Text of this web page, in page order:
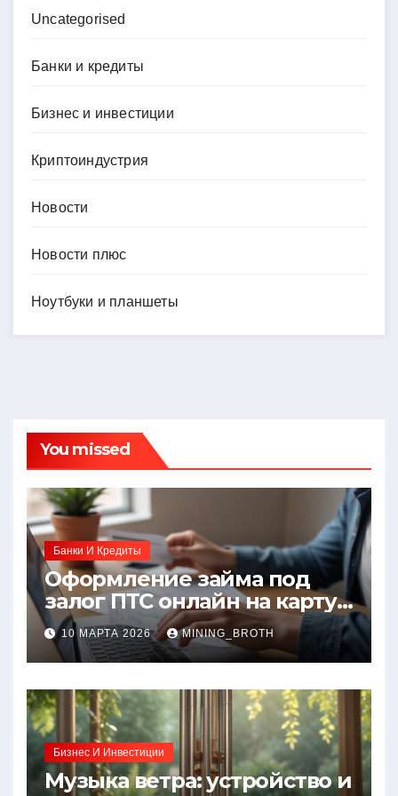
Uncategorised
Банки и кредиты
Бизнес и инвестиции
Криптоиндустрия
Новости
Новости плюс
Ноутбуки и планшеты
You missed
Банки И Кредиты
Оформление займа под
залог ПТС онлайн на карту
без визита в офис: порядок,
требования и документы
10 МАРТА 2026 MINING_BROTH
Бизнес И Инвестиции
Музыка ветра: устройство и